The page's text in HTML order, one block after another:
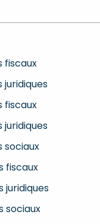
fiscaux
juridiques
fiscaux
juridiques
sociaux
fiscaux
juridiques
sociaux